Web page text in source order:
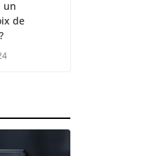
un
de